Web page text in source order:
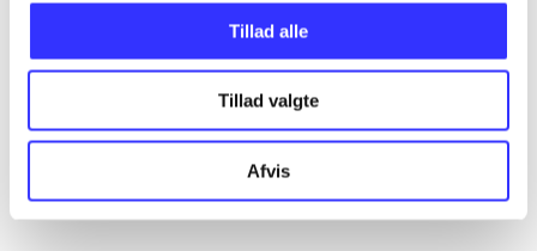
Tillad alle
Tillad valgte
Afvis
...
...